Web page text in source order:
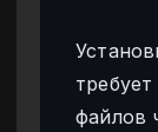
файлов